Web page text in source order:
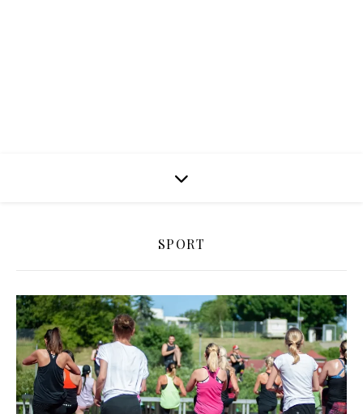
SPORT